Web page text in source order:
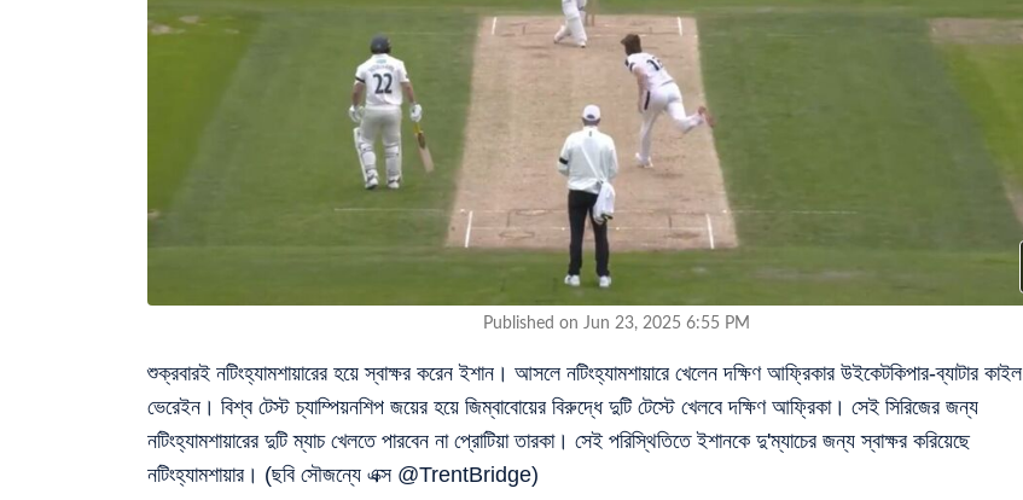
Published on Jun 23, 2025 6:55 PM
শুক্রবারই নটিংহ্যামশায়ারের হয়ে স্বাক্ষর করেন ইশান। আসলে নটিংহ্যামশায়ারে খেলেন দক্ষিণ আফ্রিকার উইকেটকিপার-ব্যাটার কাইল
ভেরেইন। বিশ্ব টেস্ট চ্যাম্পিয়নশিপ জয়ের হয়ে জিম্বাবোয়ের বিরুদ্ধে দুটি টেস্টে খেলবে দক্ষিণ আফ্রিকা। সেই সিরিজের জন্য
নটিংহ্যামশায়ারের দুটি ম্যাচ খেলতে পারবেন না প্রোটিয়া তারকা। সেই পরিস্থিতিতে ইশানকে দু'ম্যাচের জন্য স্বাক্ষর করিয়েছে
নটিংহ্যামশায়ার। (ছবি সৌজন্যে এক্স @TrentBridge)